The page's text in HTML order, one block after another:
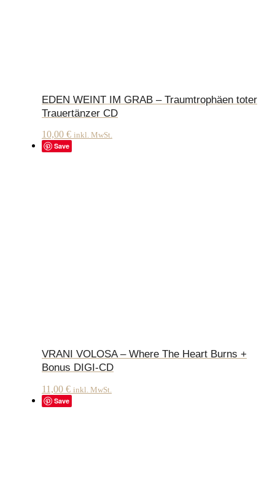
EDEN WEINT IM GRAB – Traumtrophäen toter
Trauertänzer CD
10,00 € inkl. MwSt.
Save
VRANI VOLOSA – Where The Heart Burns +
Bonus DIGI-CD
11,00 € inkl. MwSt.
Save